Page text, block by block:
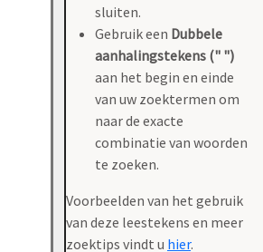
sluiten.
Gebruik een Dubbele
aanhalingstekens (" ")
aan het begin en einde
van uw zoektermen om
naar de exacte
combinatie van woorden
te zoeken.
Voorbeelden van het gebruik
van deze leestekens en meer
zoektips vindt u hier.